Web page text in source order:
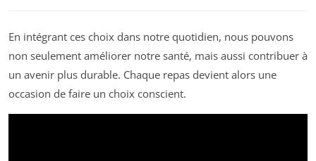
En intégrant ces choix dans notre quotidien, nous pouvons
non seulement améliorer notre santé, mais aussi contribuer à
un avenir plus durable. Chaque repas devient alors une
occasion de faire un choix conscient.